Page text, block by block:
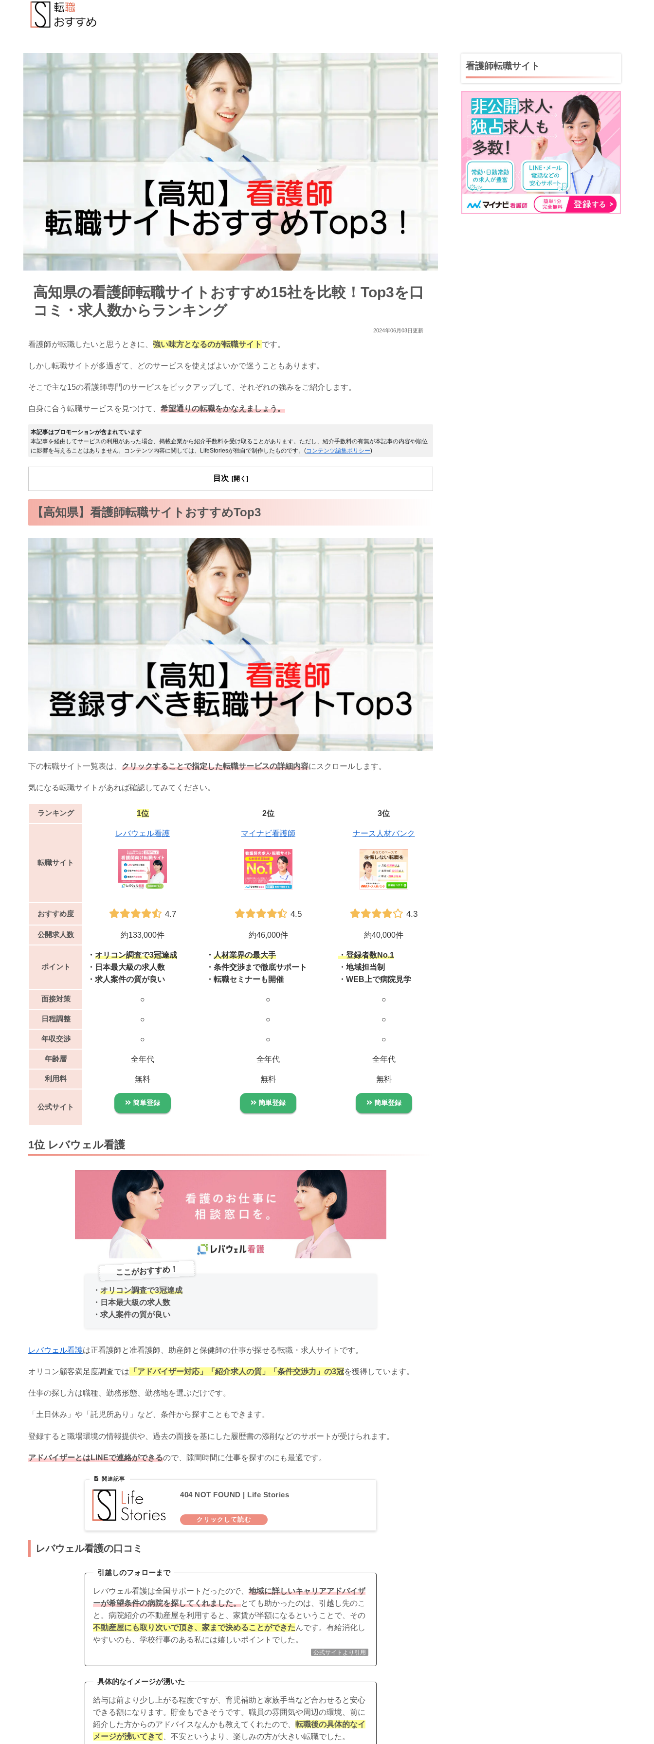
高知県の看護師転職サイトおすすめ15社を比較！Top3を口
コミ・求人数からランキング
2024年06月03日更新
看護師が転職したいと思うときに、 強い味方となるのが転職サイト です。
しかし転職サイトが多過ぎて、どのサービスを使えばよいかで迷うこともあります。
そこで主な15の看護師専門のサービスをピックアップして、それぞれの強みをご紹介します。
自身に合う転職サービスを見つけて、 希望通りの転職をかなえましょう。
本記事はプロモーションが含まれています
本記事を経由してサービスの利用があった場合、掲載企業から紹介手数料を受け取ることがあります。ただし、紹介手数料の有無が本記事の内容や順位
に影響を与えることはありません。コンテンツ内容に関しては、LifeStoriesが独自で制作したものです。(コンテンツ編集ポリシー)
目次
【高知県】看護師転職サイトおすすめTop3
下の転職サイト一覧表は、 クリックすることで指定した転職サービスの詳細内容にスクロールします。
気になる転職サイトがあれば確認してみてください。
ランキング 1位 2位 3位
転職サイト
レバウェル看護 マイナビ看護師 ナース人材バンク
おすすめ度 4.7 4.5 4.3
公開求人数 約133,000件 約46,000件 約40,000件
ポイント
・ オリコン調査で3冠達成
・日本最大級の求人数
・求人案件の質が良い
・ 人材業界の最大手
・条件交渉まで徹底サポート
・転職セミナーも開催
・登録者数No.1
・地域担当制
・WEB上で病院見学
面接対策 ○ ○ ○
日程調整 ○ ○ ○
年収交渉 ○ ○ ○
年齢層 全年代 全年代 全年代
利用料 無料 無料 無料
公式サイト 簡単登録 簡単登録 簡単登録
1位 レバウェル看護
ここがおすすめ！
・ オリコン調査で3冠達成
・日本最大級の求人数
・求人案件の質が良い
レバウェル看護は正看護師と准看護師、助産師と保健師の仕事が探せる転職・求人サイトです。
オリコン顧客満足度調査では 「アドバイザー対応」「紹介求人の質」「条件交渉力」の3冠を獲得しています。
仕事の探し方は職種、勤務形態、勤務地を選ぶだけです。
「土日休み」や「託児所あり」など、条件から探すこともできます。
登録すると職場環境の情報提供や、過去の面接を基にした履歴書の添削などのサポートが受けられます。
アドバイザーとはLINEで連絡ができるので、隙間時間に仕事を探すのにも最適です。
404 NOT FOUND | Life Stories
レバウェル看護の口コミ
引越しのフォローまで
レバウェル看護は全国サポートだったので、 地域に詳しいキャリアアドバイザ
ーが希望条件の病院を探してくれました。とても助かったのは、引越し先のこ
と。病院紹介の不動産屋を利用すると、家賃が半額になるということで、その
不動産屋にも取り次いで頂き、家まで決めることができたんです。有給消化し
やすいのも、学校行事のある私には嬉しいポイントでした。
公式サイトより引用
具体的なイメージが湧いた
給与は前より少し上がる程度ですが、育児補助と家族手当など合わせると安心
できる額になります。貯金もできそうです。 職員の雰囲気や周辺の環境、前に
紹介した方からのアドバイスなんかも教えてくれたので、 転職後の具体的なイ
メージが沸いてきて 、不安というより、楽しみの方が大きい転職でした。
看護師転職サイト